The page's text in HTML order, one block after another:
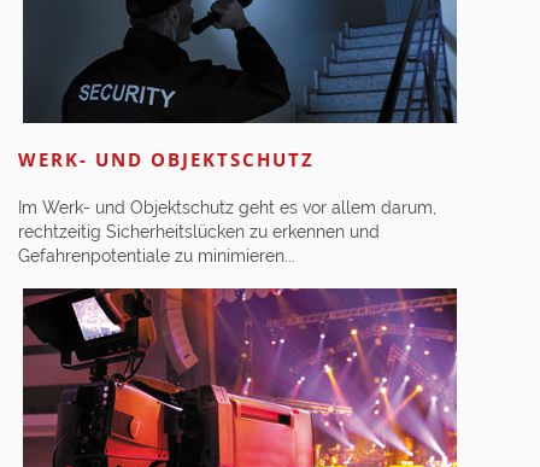
WERK- UND OBJEKTSCHUTZ
Im Werk- und Objektschutz geht es vor allem darum,
rechtzeitig Sicherheitslücken zu erkennen und
Gefahrenpotentiale zu minimieren...